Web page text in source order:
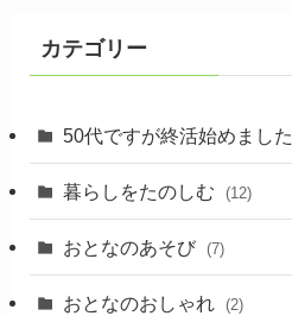
カテゴリー
50代ですが終活始めました
暮らしをたのしむ (12)
おとなのあそび (7)
おとなのおしゃれ (2)